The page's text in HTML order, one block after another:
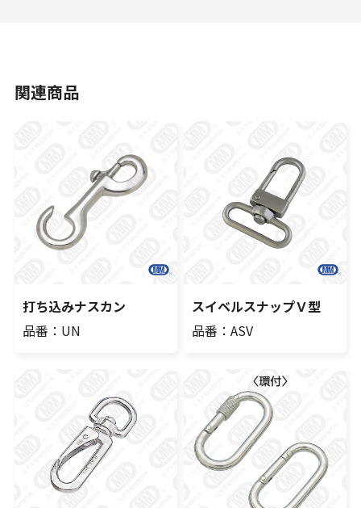
関連商品
打ち込みナスカン
品番：UN
スイベルスナップＶ型
品番：ASV